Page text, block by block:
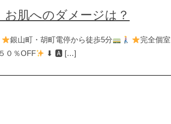
】お肌へのダメージは？
銀山町・胡町電停から徒歩5分 完全個室
０％OFF ⬇︎ 🅰 […]